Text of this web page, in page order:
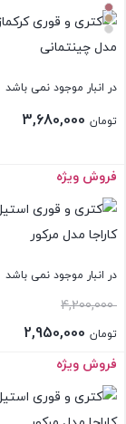
فعلی:
تومان 1,806,000.
در انبار موجود نمی باشد
تومان
بستن
فروش ویژه
در انبار موجود نمی باشد
4,200,000
قیمت
اصلی:
تومان
قیمت
فعلی:
تومان 2,950,000.
بستن
فروش ویژه